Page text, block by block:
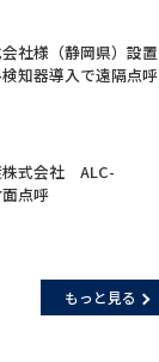
社様（静岡県）設置
知器導入で遠隔点呼
株式会社 ALC-
点呼
もっと見る